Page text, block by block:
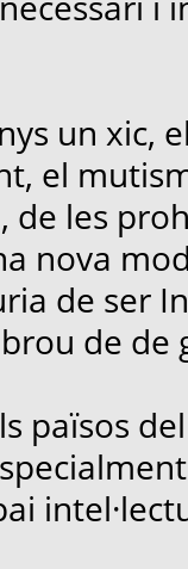
un xic,
el
de les
nova
de ser
de de
països